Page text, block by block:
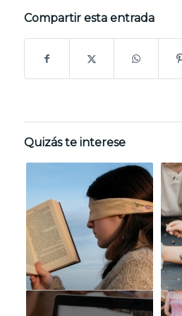
Compartir esta entrada
Quizás te interese